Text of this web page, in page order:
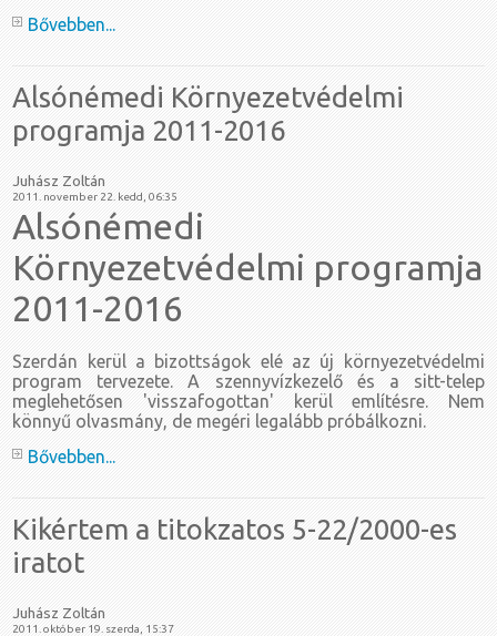
Bővebben...
Alsónémedi Környezetvédelmi
programja 2011-2016
Juhász Zoltán
2011. november 22. kedd, 06:35
Alsónémedi
Környezetvédelmi programja
2011-2016
Szerdán kerül a bizottságok elé az új környezetvédelmi
program tervezete. A szennyvízkezelő és a sitt-telep
meglehetősen 'visszafogottan' kerül említésre. Nem
könnyű olvasmány, de megéri legalább próbálkozni.
Bővebben...
Kikértem a titokzatos 5-22/2000-es
iratot
Juhász Zoltán
2011. október 19. szerda, 15:37